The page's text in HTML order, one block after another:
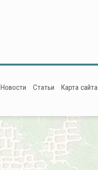
Новости Статьи Карта сайта